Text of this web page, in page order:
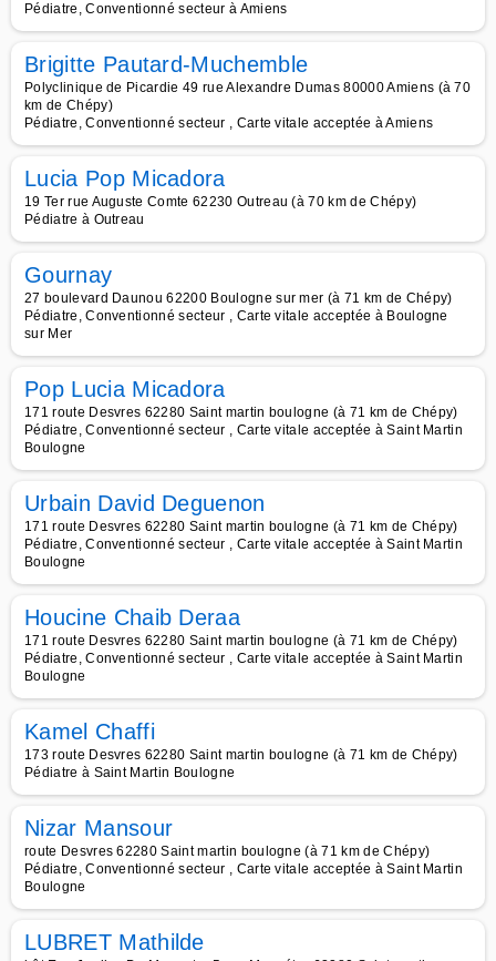
Pédiatre, Conventionné secteur à Amiens
Brigitte Pautard-Muchemble
Polyclinique de Picardie 49 rue Alexandre Dumas 80000 Amiens (à 70
km de Chépy)
Pédiatre, Conventionné secteur , Carte vitale acceptée à Amiens
Lucia Pop Micadora
19 Ter rue Auguste Comte 62230 Outreau (à 70 km de Chépy)
Pédiatre à Outreau
Gournay
27 boulevard Daunou 62200 Boulogne sur mer (à 71 km de Chépy)
Pédiatre, Conventionné secteur , Carte vitale acceptée à Boulogne
sur Mer
Pop Lucia Micadora
171 route Desvres 62280 Saint martin boulogne (à 71 km de Chépy)
Pédiatre, Conventionné secteur , Carte vitale acceptée à Saint Martin
Boulogne
Urbain David Deguenon
171 route Desvres 62280 Saint martin boulogne (à 71 km de Chépy)
Pédiatre, Conventionné secteur , Carte vitale acceptée à Saint Martin
Boulogne
Houcine Chaib Deraa
171 route Desvres 62280 Saint martin boulogne (à 71 km de Chépy)
Pédiatre, Conventionné secteur , Carte vitale acceptée à Saint Martin
Boulogne
Kamel Chaffi
173 route Desvres 62280 Saint martin boulogne (à 71 km de Chépy)
Pédiatre à Saint Martin Boulogne
Nizar Mansour
route Desvres 62280 Saint martin boulogne (à 71 km de Chépy)
Pédiatre, Conventionné secteur , Carte vitale acceptée à Saint Martin
Boulogne
LUBRET Mathilde